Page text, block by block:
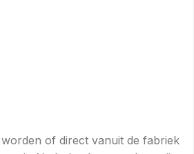
of direct vanuit de fabriek